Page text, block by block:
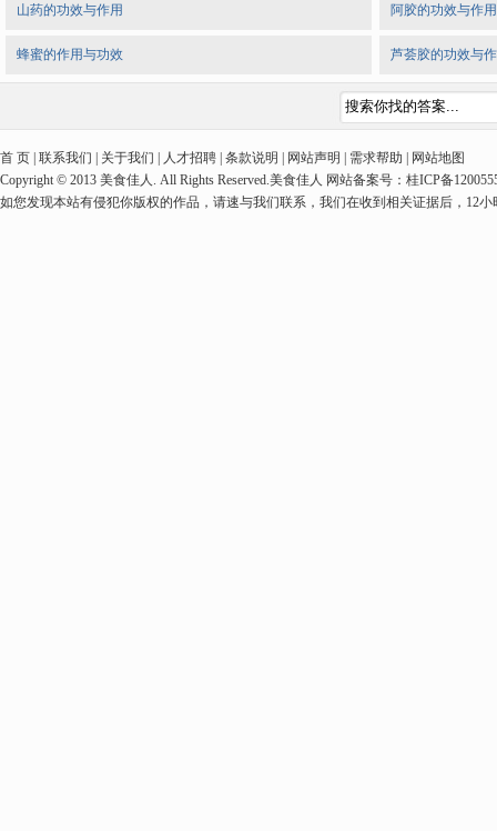
山药的功效与作用
蜂蜜的作用与功效
阿胶的功效与作
芦荟胶的功效与
首 页 | 联系我们 | 关于我们 | 人才招聘 | 条款说明 | 网站声明 | 需求帮助 | 网站地图
Copyright © 2013 美食佳人. All Rights Reserved.美食佳人 网站备案号：桂ICP备
如您发现本站有侵犯你版权的作品，请速与我们联系，我们在收到相关证据后，12